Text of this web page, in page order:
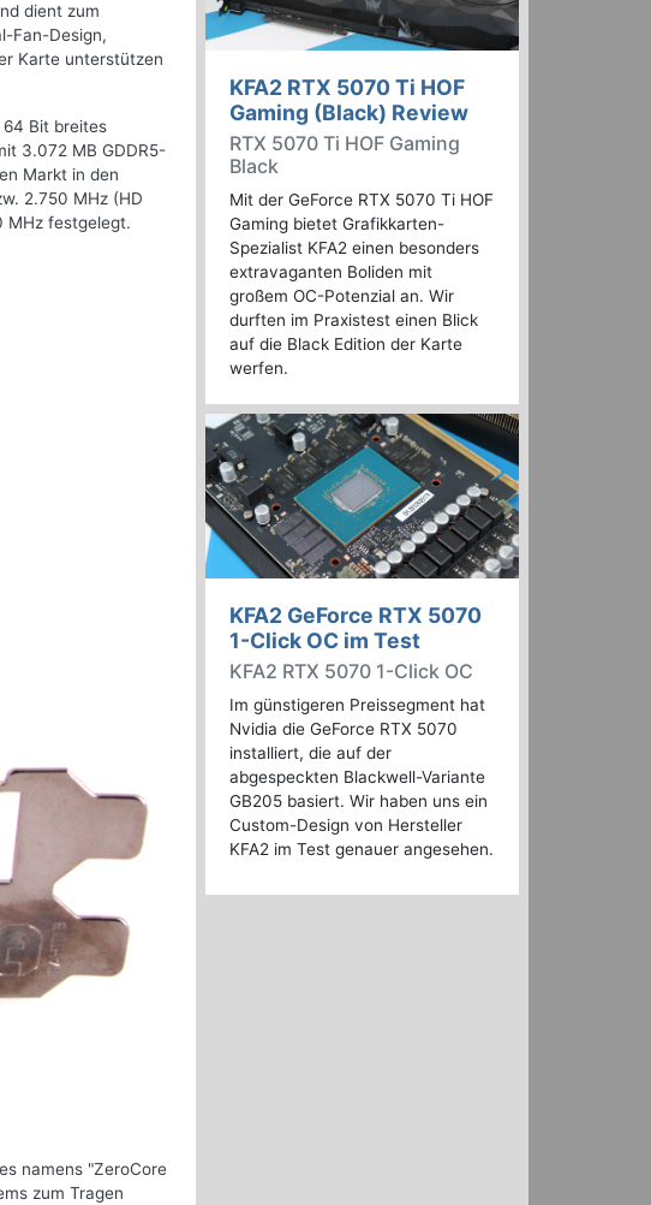
dient zum
Fan-Design,
Karte unterstützen
Bit breites
3.072 MB GDDR5-
Markt in den
2.750 MHz (HD
MHz festgelegt.
namens "ZeroCore
zum Tragen
KFA2 RTX 5070 Ti HOF
Gaming (Black) Review
RTX 5070 Ti HOF Gaming
Black
Mit der GeForce RTX 5070 Ti HOF
Gaming bietet Grafikkarten-
Spezialist KFA2 einen besonders
extravaganten Boliden mit
großem OC-Potenzial an. Wir
durften im Praxistest einen Blick
auf die Black Edition der Karte
werfen.
KFA2 GeForce RTX 5070
1-Click OC im Test
KFA2 RTX 5070 1-Click OC
Im günstigeren Preissegment hat
Nvidia die GeForce RTX 5070
installiert, die auf der
abgespeckten Blackwell-Variante
GB205 basiert. Wir haben uns ein
Custom-Design von Hersteller
KFA2 im Test genauer angesehen.